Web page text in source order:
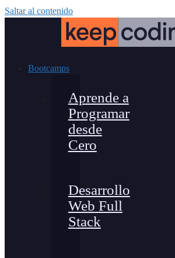
Saltar al contenido
Bootcamps
Aprende a
Programar
desde
Cero
Desarrollo
Web Full
Stack